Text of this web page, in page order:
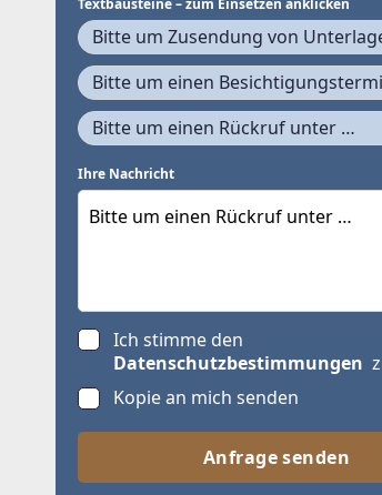
Textbausteine – zum Einsetzen anklicken
Bitte um Zusendung von
Bitte um einen
Bitte um einen Rückruf unter …
Ihre Nachricht
Ich stimme den
Datenschutzbestimmungen
Kopie an mich senden
Anfrage senden